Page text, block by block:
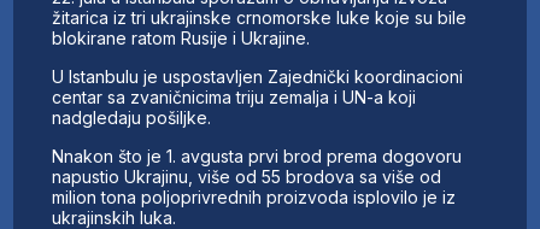
žitarica iz tri ukrajinske crnomorske luke koje su bile
blokirane ratom Rusije i Ukrajine.
U Istanbulu je uspostavljen Zajednički koordinacioni
centar sa zvaničnicima triju zemalja i UN-a koji
nadgledaju pošiljke.
Nnakon što je 1. avgusta prvi brod prema dogovoru
napustio Ukrajinu, više od 55 brodova sa više od
milion tona poljoprivrednih proizvoda isplovilo je iz
ukrajinskih luka.